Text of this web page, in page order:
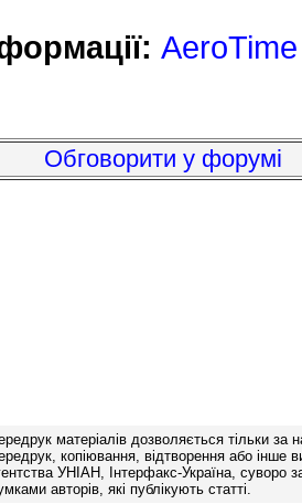
AeroTime
Обговорити у форумі
матеріалів дозволяється тільки за
копіювання, відтворення або інше
УНІАН, Інтерфакс-Україна, суворо
авторів, які публікують статті.